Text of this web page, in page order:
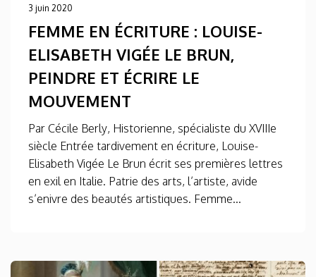
3 juin 2020
FEMME EN ÉCRITURE : LOUISE-
ELISABETH VIGÉE LE BRUN,
PEINDRE ET ÉCRIRE LE
MOUVEMENT
Par Cécile Berly, Historienne, spécialiste du XVIIIe
siècle Entrée tardivement en écriture, Louise-
Elisabeth Vigée Le Brun écrit ses premières lettres
en exil en Italie. Patrie des arts, l’artiste, avide
s’enivre des beautés artistiques. Femme...